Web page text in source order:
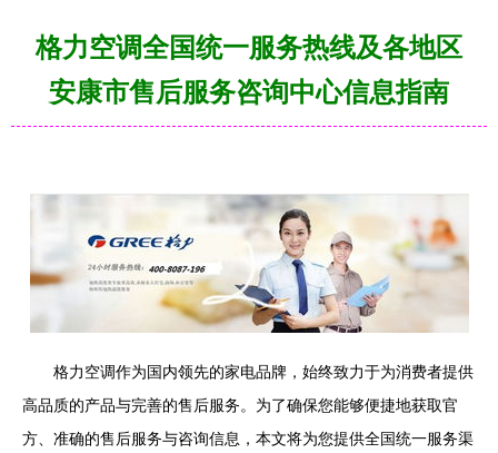
格力空调全国统一服务热线及各地区
安康市售后服务咨询中心信息指南
格力空调作为国内领先的家电品牌，始终致力于为消费者提供
高品质的产品与完善的售后服务。为了确保您能够便捷地获取官
方、准确的售后服务与咨询信息，本文将为您提供全国统一服务渠